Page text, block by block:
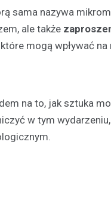
sama nazywa
ale także
mogą wpływać
na to, jak sztuka
w tym